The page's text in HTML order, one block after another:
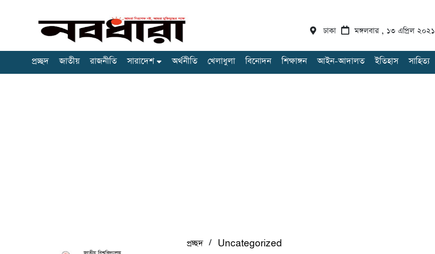
ঢাকা মঙ্গলবার , ১৩ এপ্রিল ২০২১
প্রচ্ছদ জাতীয় রাজনীতি সারাদেশ অর্থনীতি খেলাধুলা বিনোদন শিক্ষাঙ্গন আইন-আদালত ইতিহাস সাহিত্য
প্রচ্ছদ/ Uncategorized